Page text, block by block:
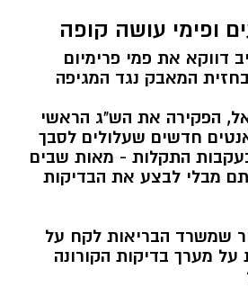
ופימי עושה קופה
דווקא את פמי פרימיום
המאבק נגד המגיפה
הפקירה את הש"ג הראשי
חדשים שעלולים לסבך
התקלות - מאות שבים
מבלי לבצע את הבדיקות
שמשרד הבריאות לקח על
מערך בדיקות הקורונה